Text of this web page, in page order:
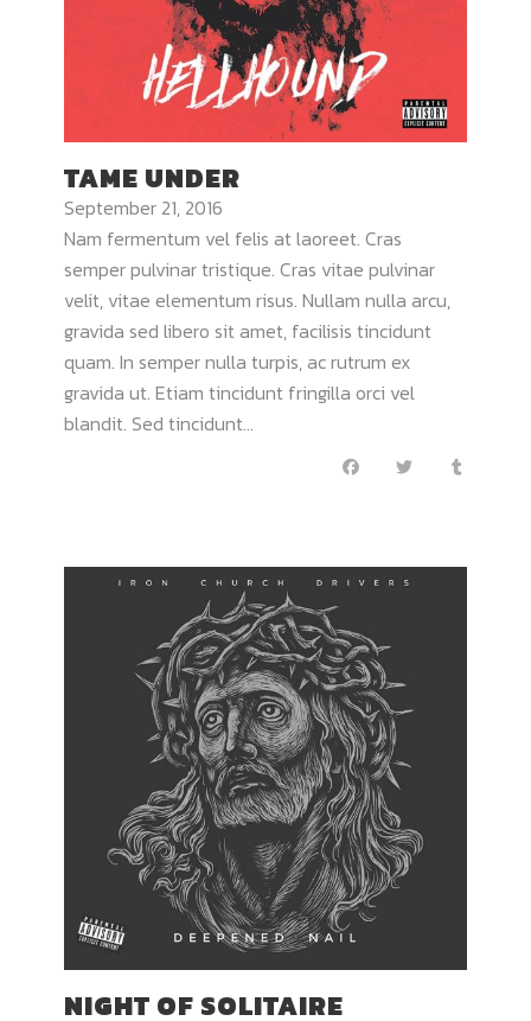
TAME UNDER
September 21, 2016
Nam fermentum vel felis at laoreet. Cras
semper pulvinar tristique. Cras vitae pulvinar
velit, vitae elementum risus. Nullam nulla arcu,
gravida sed libero sit amet, facilisis tincidunt
quam. In semper nulla turpis, ac rutrum ex
gravida ut. Etiam tincidunt fringilla orci vel
blandit. Sed tincidunt...
NIGHT OF SOLITAIRE